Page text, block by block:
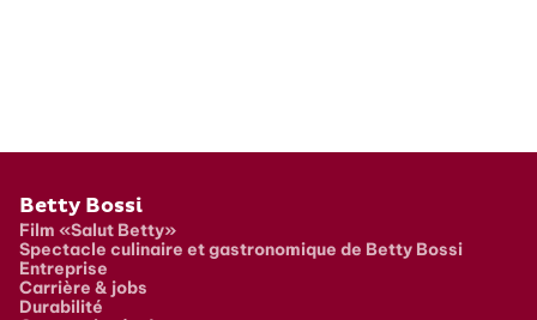
Pied de page
Betty Bossi
Film «Salut Betty»
Spectacle culinaire et gastronomique de Betty Bossi
Entreprise
Carrière & jobs
Durabilité